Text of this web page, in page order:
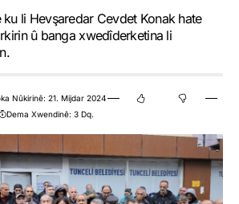
li Hevşaredar Cevdet Konak hate
û banga xwedîderketina li
Nûkirinê: 21. Mijdar 2024
Dema Xwendinê: 3 Dq.